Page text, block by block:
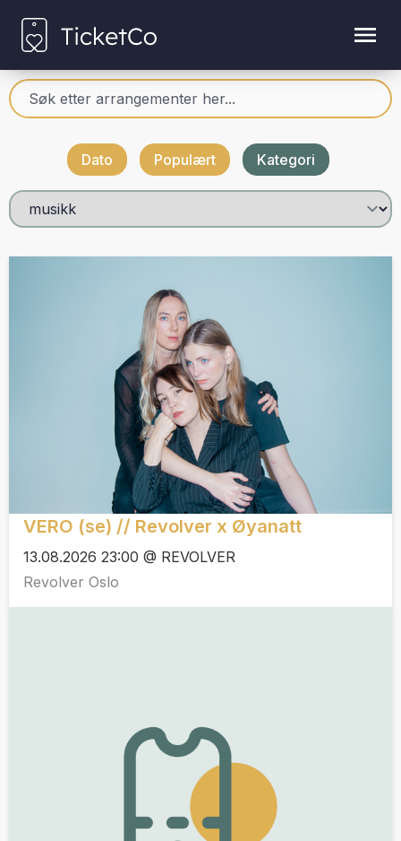
Dato Populært Kategori
VERO (se) // Revolver x Øyanatt
13.08.2026 23:00 @ REVOLVER
Revolver Oslo